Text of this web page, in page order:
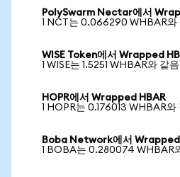
PolySwarm Nectar에서
1 NCT는 0.066290 WHBAR와
WISE Token에서 Wrapped
1 WISE는 1.5251 WHBAR와 같음
HOPR에서 Wrapped HBAR
1 HOPR는 0.176013 WHBAR와
Boba Network에서 Wrapped
1 BOBA는 0.280074 WHBAR